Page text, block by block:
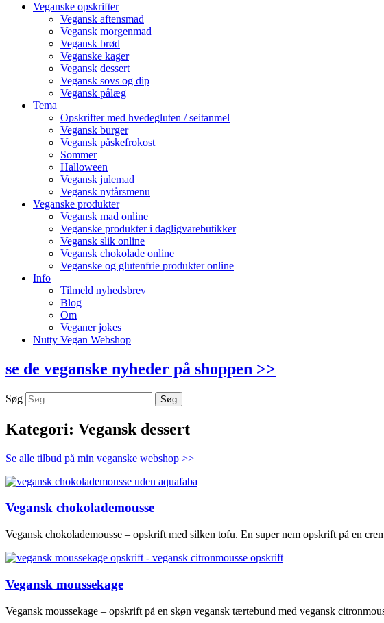
Veganske opskrifter
Vegansk aftensmad
Vegansk morgenmad
Vegansk brød
Veganske kager
Vegansk dessert
Vegansk sovs og dip
Vegansk pålæg
Tema
Opskrifter med hvedegluten / seitanmel
Vegansk burger
Vegansk påskefrokost
Sommer
Halloween
Vegansk julemad
Vegansk nytårsmenu
Veganske produkter
Vegansk mad online
Veganske produkter i dagligvarebutikker
Vegansk slik online
Vegansk chokolade online
Veganske og glutenfrie produkter online
Info
Tilmeld nyhedsbrev
Blog
Om
Veganer jokes
Nutty Vegan Webshop
se de veganske nyheder på shoppen >>
Søg Søg
Kategori: Vegansk dessert
Se alle tilbud på min veganske webshop >>
Vegansk chokolademousse
Vegansk chokolademousse – opskrift med silken tofu. En super nem opskrift på en
Vegansk moussekage
Vegansk moussekage – opskrift på en skøn vegansk tærtebund med vegansk